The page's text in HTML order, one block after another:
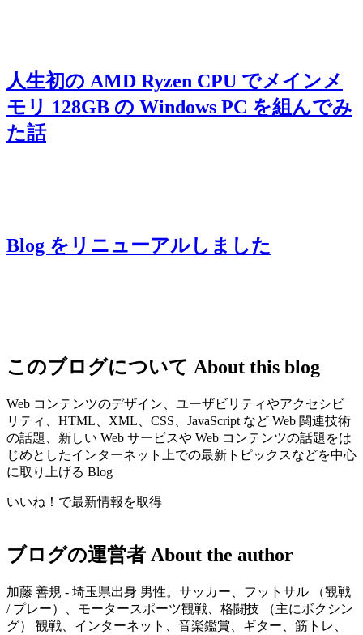
人生初の AMD Ryzen CPU でメインメ
モリ 128GB の Windows PC を組んでみ
た話
Blog をリニューアルしました
このブログについて About this blog
Web コンテンツのデザイン、ユーザビリティやアクセシビ
リティ、HTML、XML、CSS、JavaScript など Web 関連技術
の話題、新しい Web サービスや Web コンテンツの話題をは
じめとしたインターネット上での最新トピックスなどを中心
に取り上げる Blog
いいね！で最新情報を取得
ブログの運営者 About the author
加藤 善規 - 埼玉県出身 男性。サッカー、フットサル （観戦
/ プレー）、モータースポーツ観戦、格闘技 （主にボクシン
グ） 観戦、インターネット、音楽鑑賞、ギター、筋トレ、